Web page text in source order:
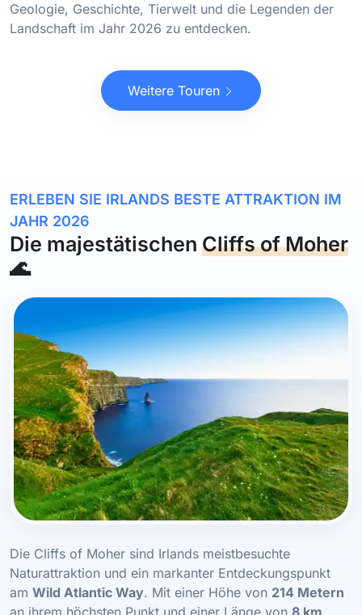
Geologie, Geschichte, Tierwelt und die Legenden der
Landschaft im Jahr 2026 zu entdecken.
Weitere Touren
ERLEBEN SIE IRLANDS BESTE ATTRAKTION IM
JAHR 2026
Die majestätischen Cliffs of Moher
🌊
Die Cliffs of Moher sind Irlands meistbesuchte
Naturattraktion und ein markanter Entdeckungspunkt
am Wild Atlantic Way. Mit einer Höhe von 214 Metern
an ihrem höchsten Punkt und einer Länge von 8 km